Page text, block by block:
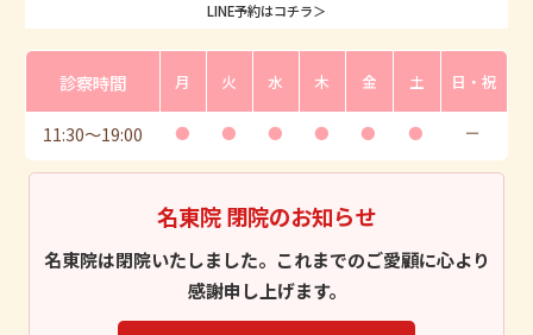
LINE予約はコチラ＞
診察時間 月 火 水 木 金 土 日・祝
11:30〜19:00 ● ● ● ● ● ● ー
名東院 閉院のお知らせ
名東院は閉院いたしました。これまでのご愛顧に心より
感謝申し上げます。